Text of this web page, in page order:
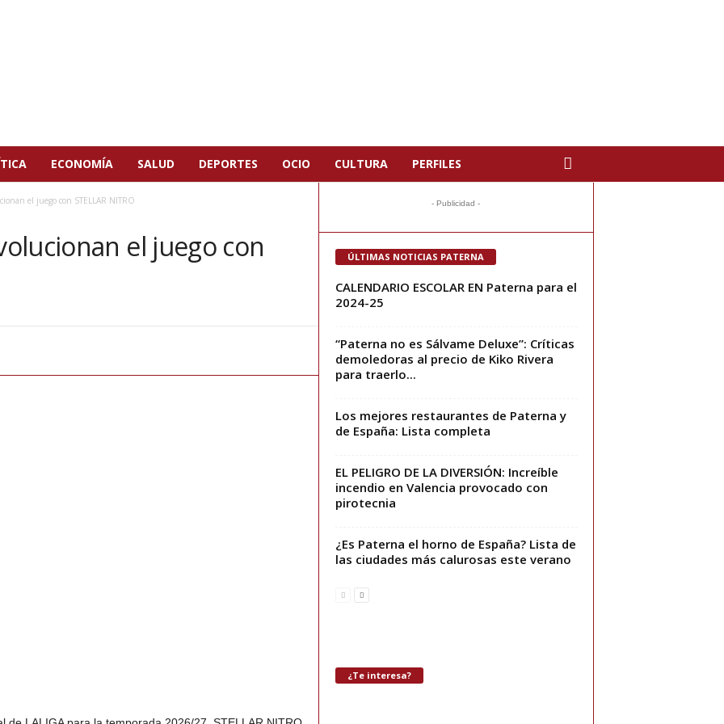
ECONOMÍA SALUD DEPORTES OCIO CULTURA PERFILES
el juego con STELLAR NITRO
el juego con
- Publicidad -
ÚLTIMAS NOTICIAS PATERNA
CALENDARIO ESCOLAR EN Paterna para el
2024-25
“Paterna no es Sálvame Deluxe”: Críticas
demoledoras al precio de Kiko Rivera
para traerlo...
Los mejores restaurantes de Paterna y
de España: Lista completa
EL PELIGRO DE LA DIVERSIÓN: Increíble
incendio en Valencia provocado con
pirotecnia
¿Es Paterna el horno de España? Lista de
las ciudades más calurosas este verano
¿Te interesa?